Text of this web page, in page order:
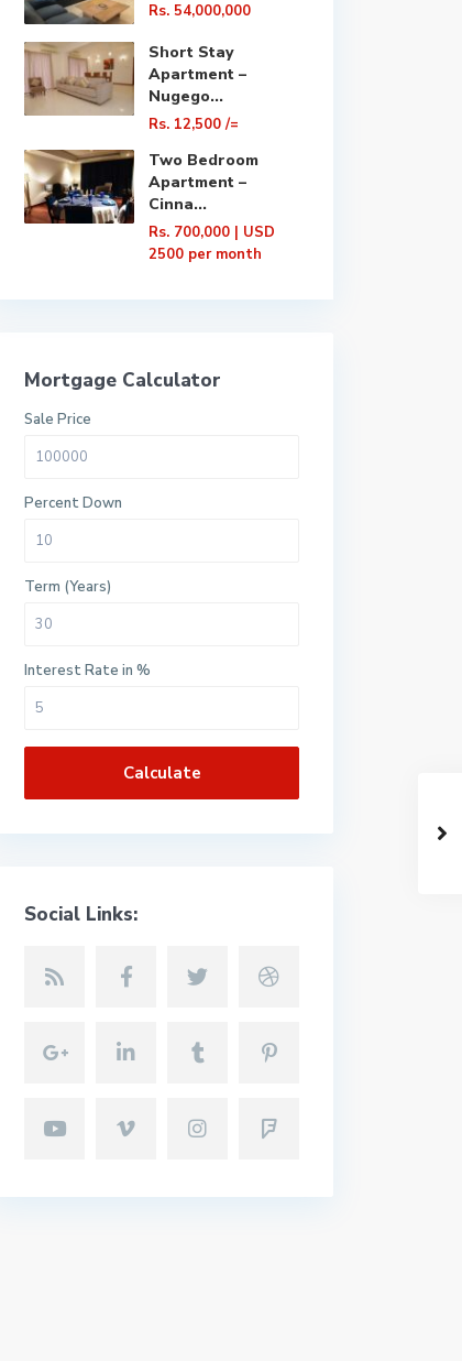
Rs. 54,000,000
Short Stay
Apartment –
Nugego...
Rs. 12,500/=
Two Bedroom
Apartment –
Cinna...
Rs. 700,000 | USD
2500 per month
Mortgage Calculator
Sale Price
Percent Down
Term (Years)
Interest Rate in %
Calculate
Social Links: